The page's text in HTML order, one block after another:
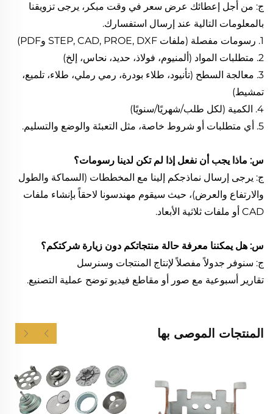
ج: من أجل إعطائك عرض سعر في وقت مبكر، يرجى تزويقنا
بالمعلومات التالية عند إرسال استفسارك.
1. رسومات مفصلة (ملفات STEP, CAD, PROE, DXF وPDF)
2. متطلبات المواد (ألمنيوم، فولاذ، حديد، نحاس، إلخ)
3. معالجة السطح (تأنيود، طلاء بودرة، رمي رملي، طلاء، تلميع،
تمشيط)
4. الكمية (لكل طلب/شهريًا/سنويًا)
5. أي متطلبات أو شروط خاصة، مثل التعبئة والوضع والتسليم.
س: ماذا يجب أن نفعل إذا لم تكن لدينا رسومات؟
ج: يرجى إرسال نماذجكم إلينا مع المخططات (السماكة والطول
والارتفاع والعرض)، حيث سيقوم مهندسونا لاحقاً بإنشاء ملفات
CAD أو ملفات ثلاثية الأبعاد.
س: هل يمكننا معرفة حالة منتجاتكم دون زيارة شركتكم؟
ج: سنوفر جدولاً مفصلاً لإنتاج المنتجات وسنرسل
تقارير أسبوعية مع صور أو مقاطع فيديو توضح عملية التصنيع.
المنتجات الموصى بها